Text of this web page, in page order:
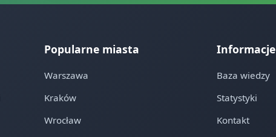
Popularne miasta
Warszawa
Kraków
Wrocław
Informacje
Baza wiedzy
Statystyki
Kontakt